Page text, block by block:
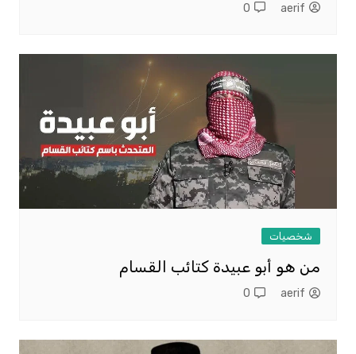
aerif
0
شخصيات
من هو أبو عبيدة كتائب القسام
aerif
0